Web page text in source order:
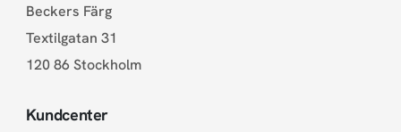
Beckers Färg
Textilgatan 31
120 86 Stockholm
Kundcenter